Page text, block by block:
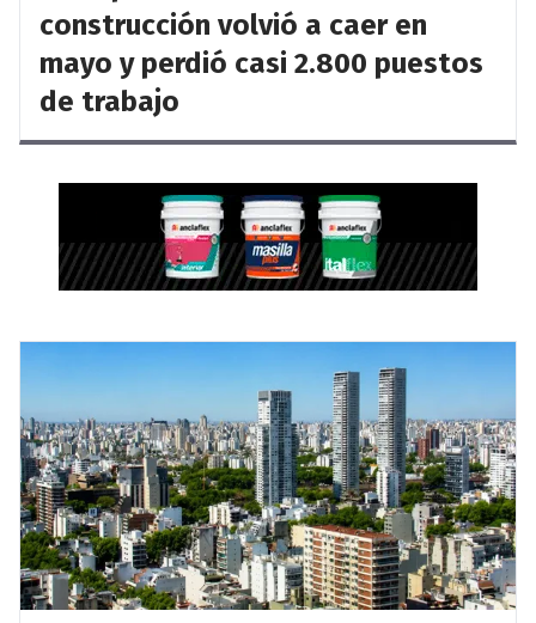
construcción volvió a caer en
mayo y perdió casi 2.800 puestos
de trabajo